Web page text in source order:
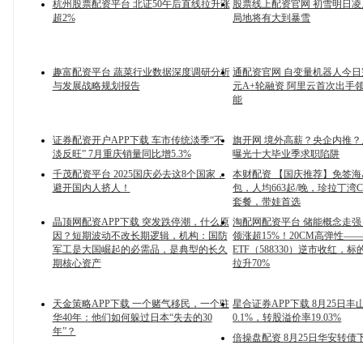
杭州股票配资平台 北证50午后直线拉升涨
超2%
股票线上配资官网 初雪明日
局地将有大到暴雪
趣富配资平台 蔬菜行业数据深度调研分析
与发展战略规划报告
通配资官网 自变量机器人今
元A+轮融资 阿里云首次出手
能
证券配资开户APP下载 车市传统淡季“不
淡反旺” 7月重庆销量同比增5.3%
旗开网 境外高薪？央企内推
曝光十大毕业季求职陷阱
千茂配资平台 2025国庆必去这8个国家，
避开国内人挤人！
本财配资 【国庆推荐】免签
包，人均663起/晚，珍拉丁湾
套餐，带娃首选
晶顶网配资APP下载 突发跌停潮，什么原
因？短期波动不改长期逻辑，机构：国防
军工是大国崛起的必需品，是典型的长久
期核心资产
淘配网配资平台 储能概念走
领涨超15%！20CM高弹性
ETF（588330）逆市收红，标
拉升70%
天金策略APP下载 一个赌气移民，一个驻
华40年：他们如何躲过日本“失去的30
年”？
星合证券APP下载 8月25日丰
0.1%，转股溢价率19.03%
倍操盘配资 8月25日华安转债